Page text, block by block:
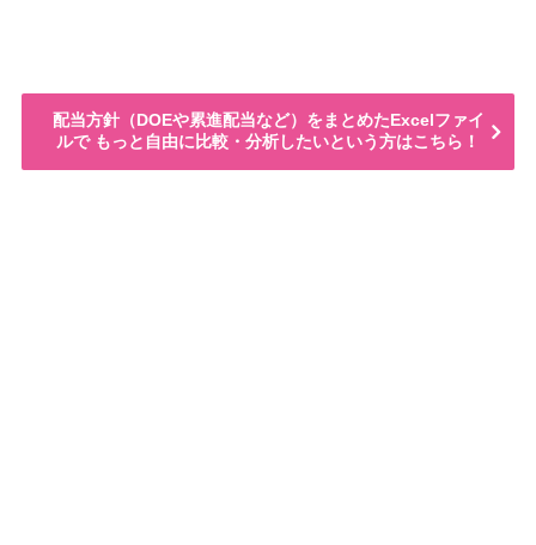
配当方針（DOEや累進配当など）をまとめたExcelファイ
ルで もっと自由に比較・分析したいという方はこちら！